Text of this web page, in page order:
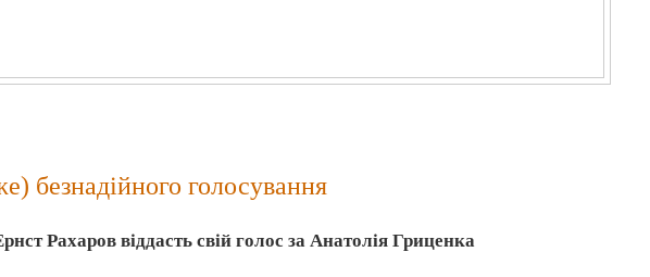
безнадійного голосування
Рахаров віддасть свій голос за АнатоліяГриценка